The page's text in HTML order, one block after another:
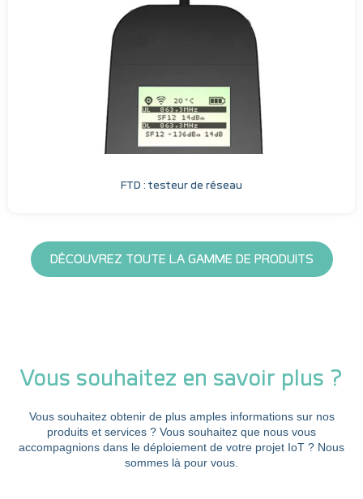
FTD : testeur de réseau
DÉCOUVREZ TOUTE LA GAMME DE PRODUITS
Vous souhaitez en savoir plus ?
Vous souhaitez obtenir de plus amples informations sur nos
produits et services ? Vous souhaitez que nous vous
accompagnions dans le déploiement de votre projet IoT ? Nous
sommes là pour vous.